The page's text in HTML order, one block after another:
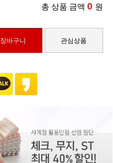
총 상품 금액 0 원
장바구니 관심상품